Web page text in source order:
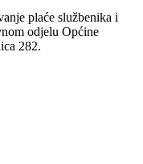
plaće službenika i
odjelu Općine
282.